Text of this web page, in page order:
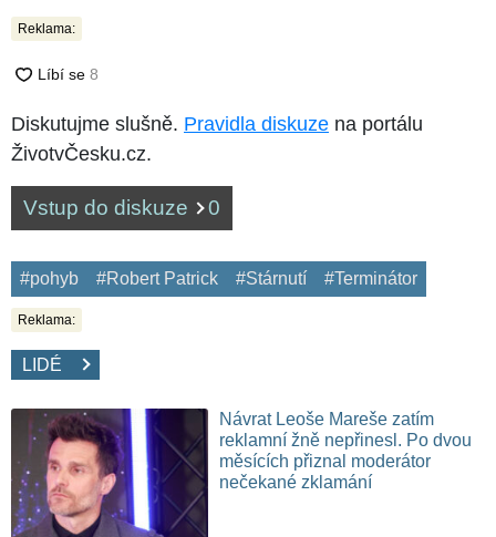
Reklama:
Diskutujme slušně. Pravidla diskuze na portálu
ŽivotvČesku.cz.
Vstup do diskuze 0
#pohyb #Robert Patrick #Stárnutí #Terminátor
Reklama:
LIDÉ
Návrat Leoše Mareše zatím
reklamní žně nepřinesl. Po dvou
měsících přiznal moderátor
nečekané zklamání